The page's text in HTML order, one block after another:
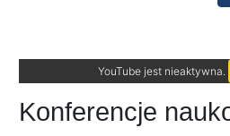
YouTube jest nieaktywna.
Konferencje